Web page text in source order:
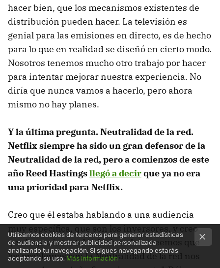
hacer bien, que los mecanismos existentes de
distribución pueden hacer. La televisión es
genial para las emisiones en directo, es de hecho
para lo que en realidad se diseñó en cierto modo.
Nosotros tenemos mucho otro trabajo por hacer
para intentar mejorar nuestra experiencia. No
diría que nunca vamos a hacerlo, pero ahora
mismo no hay planes.
Y la última pregunta. Neutralidad de la red.
Netflix siempre ha sido un gran defensor de la
Neutralidad de la red, pero a comienzos de este
año Reed Hastingsllegó a decirque ya no era
una prioridad para Netflix.
Creo que él estaba hablando a una audiencia
muy específica, que son los inversores, y creo
que lo que intentaba decir es "no creemos que
los problemas con la Neutralidad de la red nos
Utilizamos cookies de terceros para generar estadísticas
de audiencia y mostrar publicidad personalizada
analizando tu navegación. Si sigues navegando estarás
aceptando su uso.Más información